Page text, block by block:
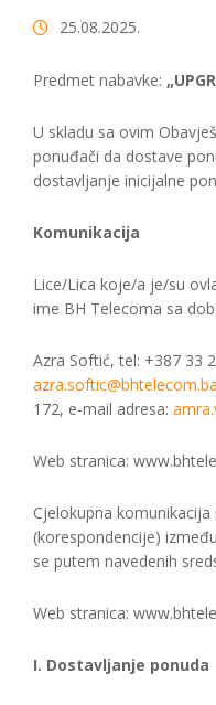
25.08.2025.
Predmet nabavke:
U skladu sa ovim
ponuđači da dostave
dostavljanje inicijalne
Komunikacija
Lice/Lica koje/a je/su
ime BH Telecoma sa
Azra Softić, tel: +387 33
azra.softic@bhtelecom.ba
172, e-mail adresa:
Web stranica:
Cjelokupna
(korespondencije)
se putem navedenih
Web stranica:
I. Dostavljanje ponuda